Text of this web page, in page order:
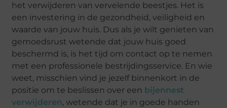
het verwijderen van vervelende beestjes. Het is
een investering in de gezondheid, veiligheid en
waarde van jouw huis. Dus als je wilt genieten van
gemoedsrust wetende dat jouw huis goed
beschermd is, is het tijd om contact op te nemen
met een professionele bestrijdingsservice. En wie
weet, misschien vind je jezelf binnenkort in de
positie om te beslissen over een bijennest
verwijderen, wetende dat je in goede handen